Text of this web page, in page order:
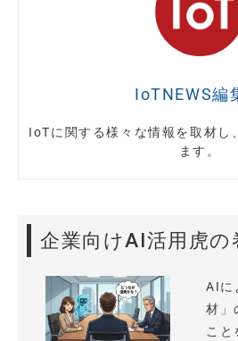
IoTNEWS編
IoTに関する様々な情報を取材し
ます。
企業向けAI活用虎の
AIに
材」
こと